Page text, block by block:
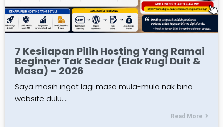
7 Kesilapan Pilih Hosting Yang Ramai
Beginner Tak Sedar (Elak Rugi Duit &
Masa) – 2026
Saya masih ingat lagi masa mula-mula nak bina
website dulu.…
Read More